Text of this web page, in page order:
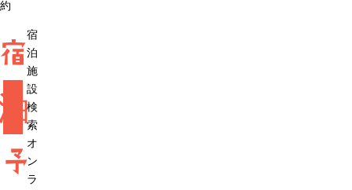
約
予
宿
泊
施
設
検
索
オ
ン
ラ